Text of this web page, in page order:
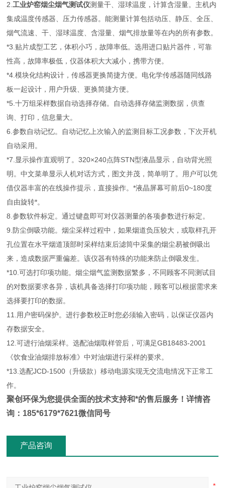
2.工业炉窑烟尘烟气测试仪测量干、湿球温度，计算含湿量。主机内
集成温度传感器、压力传感器。能测量计算包括动压、静压、全压、
烟气流速、干、湿球温度、含湿量、烟气排放量等在内的所有参数。
*3.贴片成型工艺，体积小巧，故障率低。选用进口贴片器件，可靠
性高，故障率极低，仪器体积大大减小，携带方便。
*4.模块化结构设计，传感器更换简捷方便。电化学传感器随同线路
板一起设计，用户升级、更换简捷方便。
*5.十万组采样数据自动选择存储。自动选择存储监测数据，供查
询、打印，信息量大。
6.参数自动记忆。自动记忆上次输入的监测目标工况参数，下次开机
自动采用。
*7.显示操作直观明了。320×240点阵STN型液晶显示，自动背光照
明。中文菜单显示人机对话方式，图文并茂，简单明了。用户可以凭
借仪器丰富的在线操作提示，直接操作。*液晶屏幕可前后0~180度
自由旋转*。
8.参数软件标定。通过键盘即可对仪器测量的各项参数进行标定。
9.防尘倒吸功能。烟尘采样过程中，如果烟道负压较大，或取样孔开
孔位置在水平烟道顶部时采样结束后滤筒中采集的烟尘易被倒吸出
来，造成数据严重偏差。该仪器有特殊的功能来防止倒吸发生。
*10.可选打印项功能。烟尘烟气监测数据繁多，不同顾客不同测试目
的对数据要求各异，该机具备选择打印项功能，顾客可以根据需求来
选择要打印的数据。
11.用户密码保护。进行参数校正时您必须输入密码，以保证仪器内
存数据安全。
12.可进行油烟采样。选配油烟取样管后，可满足GB18483-2001
《饮食业油烟排放标准》中对油烟进行采样的要求。
*13.选配JCD-1500（升级款）移动电源实现无交流电情况下正常工
作。
聚创环保为您提供全面的技术支持和*的售后服务！详情咨
询：185*6179*7621微信同号
产品咨询